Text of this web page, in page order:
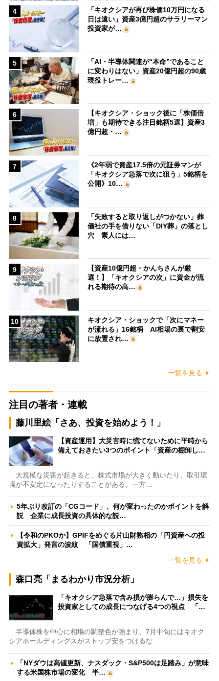
4
「キオクシアが再び株価10万円になる
日は遠い」資産3億円超のサラリーマン
投資家が…
5
「AI・半導体関連が“本命”であること
に変わりはない」資産20億円超の90歳
現役トレー…
6
【キオクシア・ショック後に「株価倍
増」も期待できる注目銘柄5選】資産3
億円超・…
7
《2年弱で資産17.5倍の元証券マンが
「キオクシア急落で次に狙う」5銘柄を
公開》10…
8
「失敗すると取り返しがつかない」葬
儀社の手を借りない「DIY葬」の落とし
穴 素人には…
9
【資産10億円超・かんちさんが厳
選！】「キオクシアの次」に資金が流
れる期待の高…
10
キオクシア・ショックで「次にマネー
が流れる」16銘柄 AI相場の裏で割安
に放置され…
一覧を見る
注目の著者・連載
藤川里絵「さあ、投資を始めよう！」
【資産運用】大災害時に慌てないために平時から
備えておきたい3つのポイント「資産の棚卸し…
大規模な災害が起きると、株式市場が大きく動いたり、取引環
境が不安定になったりすることがある。一方…
5年ぶり改訂の「CGコード」、何が変わったのかポイントを解
説 企業に成長投資の具体的な説…
【令和のPKOか】GPIFをめぐる片山財務相の「円資産への投
資拡大」発言の波紋 「国債重視」…
一覧を見る
森口亮「まるわかり市況分析」
「キオクシア急落で含み損が膨らんで…」損失を
投資家としての成長につなげる4つの視点 「…
半導体株を中心に相場の調整色が強まり、7月中旬にはキオク
シアホールディングスがストップ安をつけるな…
「NYダウは高値更新、ナスダック・S&P500は足踏み」が意味
する米国株市場の変化 半…